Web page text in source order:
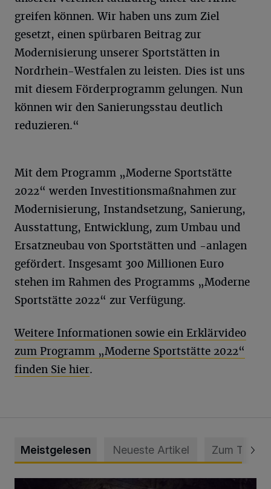
greifen können. Wir haben uns zum Ziel
gesetzt, einen spürbaren Beitrag zur
Modernisierung unserer Sportstätten in
Nordrhein-Westfalen zu leisten. Dies ist uns
mit diesem Förderprogramm gelungen. Nun
können wir den Sanierungsstau deutlich
reduzieren.“
Mit dem Programm „Moderne Sportstätte
2022“ werden Investitionsmaßnahmen zur
Modernisierung, Instandsetzung, Sanierung,
Ausstattung, Entwicklung, zum Umbau und
Ersatzneubau von Sportstätten und -anlagen
gefördert. Insgesamt 300 Millionen Euro
stehen im Rahmen des Programms „Moderne
Sportstätte 2022“ zur Verfügung.
Weitere Informationen sowie ein Erklärvideo
zum Programm „Moderne Sportstätte 2022“
finden Sie hier.
Meistgelesen Neueste Artikel Zum Thema